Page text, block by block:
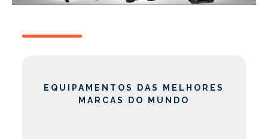
EQUIPAMENTOS DAS MELHORES
MARCAS DO MUNDO